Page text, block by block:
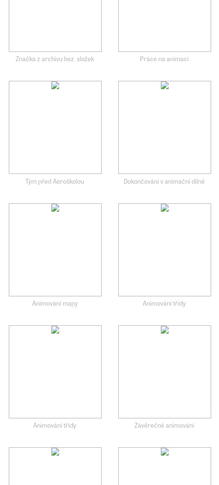
Značka z archivu bez. složek Práce na animaci
Tým před Aeroškolou Dokončování v animační dílně
Animování mapy Animování třídy
Animování třídy Závěrečné animování